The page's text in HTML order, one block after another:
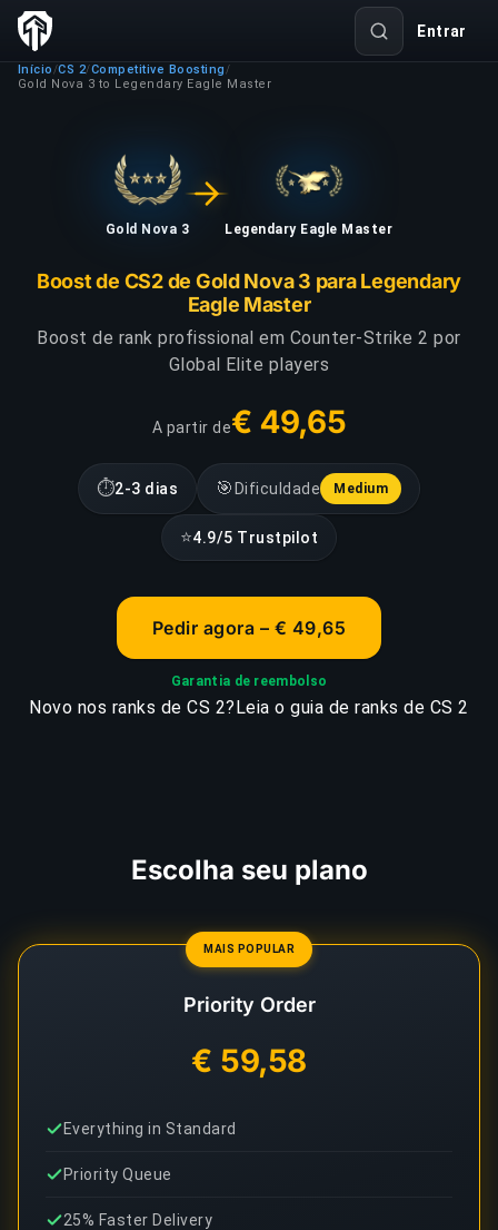
Entrar
Início /CS 2/Competitive Boosting /
Gold Nova 3 to Legendary Eagle Master
Gold Nova 3 Legendary Eagle Master
Boost de CS2 de Gold Nova 3 para Legendary
Eagle Master
Boost de rank profissional em Counter-Strike 2 por
Global Elite players
A partir de€ 49,65
⏱2-3 dias 🎯 Dificuldade Medium
⭐4.9/5 Trustpilot
Pedir agora – € 49,65
Garantia de reembolso
Novo nos ranks de CS 2?Leia o guia de ranks de CS 2
Escolha seu plano
MAIS POPULAR
Priority Order
€ 59,58
Everything in Standard
Priority Queue
25% Faster Delivery